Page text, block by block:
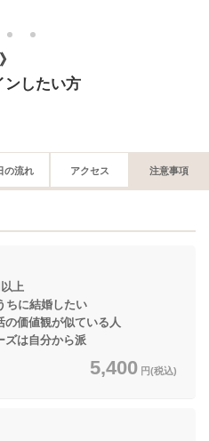
2 3
ンしたい方
の流れ アクセス 注意事項
上
ちに結婚したい
価値観が似ている人
は自分から派
5,400 円(税込)